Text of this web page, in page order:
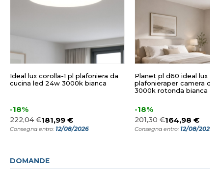
Ideal lux corolla-1 pl plafoniera da
cucina led 24w 3000k bianca
-18%
222,04 €181,99 €
Consegna entro: 12/08/2026
Planet pl d60 ideal lux
plafonieraper camera da
3000k rotonda bianca
-18%
201,30 €164,98 €
Consegna entro: 12/08/2026
DOMANDE